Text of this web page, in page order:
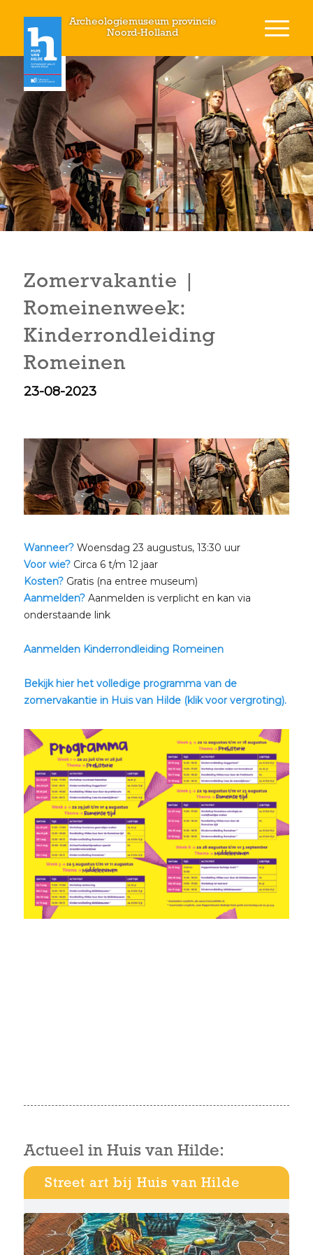
Archeologiemuseum provincie
Noord-Holland
Zomervakantie |
Romeinenweek:
Kinderrondleiding
Romeinen
23-08-2023
Wanneer?Woensdag 23 augustus, 13:30 uur
Voor wie?Circa 6 t/m 12 jaar
Kosten?Gratis (na entree museum)
Aanmelden? Aanmelden is verplicht en kan via
onderstaande link
Aanmelden Kinderrondleiding Romeinen
Bekijk hier het volledige programma van de
zomervakantie in Huis van Hilde (klik voor vergroting).
Actueel in Huis van Hilde:
Street art bij Huis van Hilde